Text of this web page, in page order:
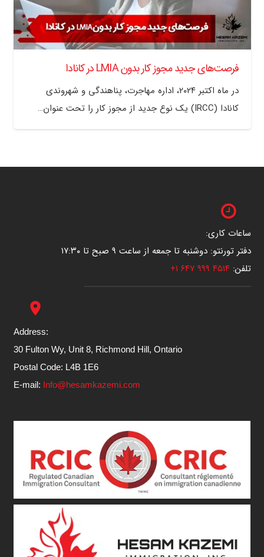
فرصت‌های جدید مجوز کار بدون LMIA در کانادا
در ماه اکتبر ۲۰۲۴، اداره مهاجرت، پناهندگی و شهروندی
کانادا (IRCC) یک نوع جدید از مجوز کار را تحت عنوان…
ساعات کاری:
دفتر تورنتو: دوشنبه تا جمعه از ساعت ۹ صبح تا ۱۷:۳۰
تلفن:۴۵۱۴ ۹۹۹ ۶۴۷ ۱+
place
Address:
30 Fulton Wy, Unit 8, Richmond Hill, Ontario
Postal Code: L4B 1E6
E-mail: Info@hesamkazemi.com